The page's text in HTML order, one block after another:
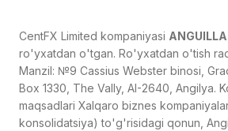
CentFX Limited kompaniyasi
ro'yxatdan o'tgan. Ro'yxatdan o'tish
Manzil: №9 Cassius Webster binosi,
Box 1330, The Vally, AI-2640, Angilya.
maqsadlari Xalqaro biznes
konsolidatsiya) to'g'risidagi qonun,